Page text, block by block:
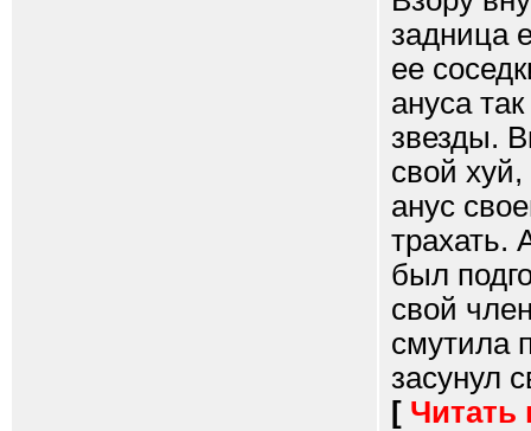
задница
ее
ануса
звезды.
свой
анус
трахать.
был
свой
смутила
засунул
[ Читать